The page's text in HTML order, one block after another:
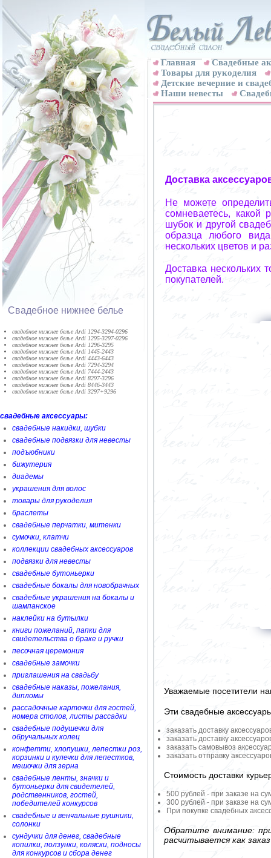
Свадебное нижнее белье
cвадебное нижнее белье Ardi 1294-3294-0296
cвадебное нижнее белье Ardi 1295-3297-0296
cвадебное нижнее белье Ardi 1296-3295
cвадебное нижнее белье Ardi 1445-2443
cвадебное нижнее белье Ardi 4443-6443
cвадебное нижнее белье Ardi 7294-3294
cвадебное нижнее белье Ardi 7444-2443
cвадебное нижнее белье Ardi 8297-3296
cвадебное нижнее белье Ardi 8446-3443
cвадебное нижнее белье Ardi 3297+9296
свадебные аксессуары:
свадебные накидки, шубки
свадебные подвязки для невесты
подъюбники
бижутерия
диадемы
украшения для волос
товары для рукоделия
браслеты
свадебные перчатки, митенки
сумочки, клатчи
коллекции свадебных аксессуаров
подвязки для невесты
свадебные бутоньерки
свадебные бокалы для новобрачных
свадебные украшения на бокалы и
шампанское
наклейки на бутылки
книги пожеланий, папки для
свидетельства о браке и ручки
песочная церемония
свадебные замочки
приглашения на свадьбу
свадебные наказы, пожелания,
дипломы
рассадочные карточки для гостей,
номера столов, листы рассадки
свадебные подушечки для
обручальных колец
конфетти, хлопушки, лепестки роз,
корзинки и кулечки для лепестков,
мешочки для зерна
свадебные ленты, значки и
бутоньерки для свидетелей,
родственников, гостей,
победителей конкурсов
свадебные и венчальные рушники,
солонки
сундучки для денег, свадебные
копилки, ползунки, коляски, подносы
для конкурсов и сбора денег
Главная
Свадебные
Товары для рукоделия
Детские вечерние и
Наши невесты
Доставка
Не можете
сомневаетесь, какой
шубок и другой
образца любого
нескольких цветов и
Доставка нескольких
покупателей.
Уважаемые посетители
Эти свадебные
заказать доставку
заказать доставку
заказать самовывоз
заказать отправку
Стоимость доставки
500 рублей - при заказе на
300 рублей - при заказе на
При покупке свадебных
Обратите внимание:
расчитывается как